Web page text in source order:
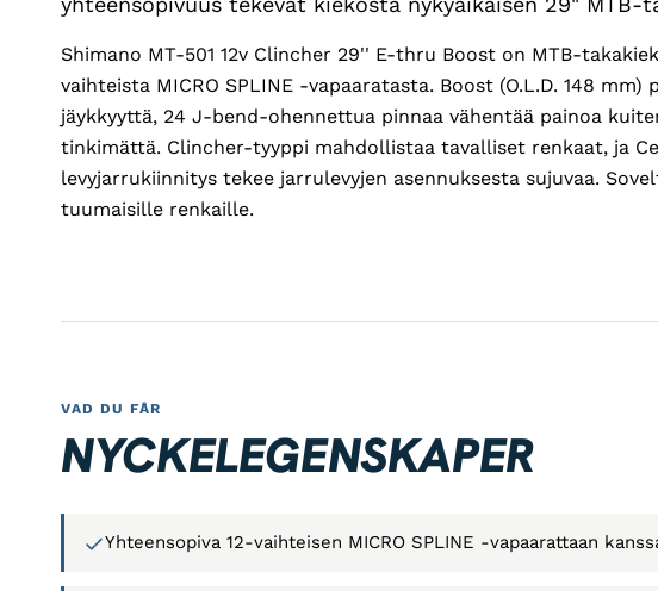
Shimano MT-501 12v Clincher 29'' E-thru Boost on MTB-
vaihteista MICRO SPLINE -vapaaratasta. Boost (O.L.D. 148 mm)
jäykkyyttä, 24 J-bend-ohennettua pinnaa vähentää painoa
tinkimättä. Clincher-tyyppi mahdollistaa tavalliset renkaat, ja
levyjarrukiinnitys tekee jarrulevyjen asennuksesta sujuvaa.
tuumaisille renkaille.
VAD DU FÅR
NYCKELEGENSKAPER
Yhteensopiva 12-vaihteisen MICRO SPLINE -vapaarattaan